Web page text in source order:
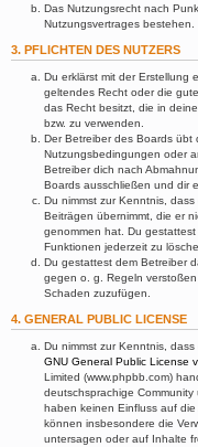
Das Nutzungsrecht nach
Nutzungsvertrages bestehen.
3. PFLICHTEN DES NUTZERS
Du erklärst mit der Erstellung
geltendes Recht oder die
das Recht besitzt, die in
bzw. zu verwenden.
Der Betreiber des Boards übt
Nutzungsbedingungen oder
Betreiber dich nach
Boards ausschließen und dir
Du nimmst zur Kenntnis,
Beiträgen übernimmt, die er
genommen hat. Du
Funktionen jederzeit zu
Du gestattest dem Betreiber
gegen o. g. Regeln
Schaden zuzufügen.
4. GENERAL PUBLIC LICENSE
Du nimmst zur Kenntnis, dass
GNU General Public License
Limited (www.phpbb.com)
deutschsprachige
haben keinen Einfluss auf
können insbesondere die
untersagen oder auf Inhalte